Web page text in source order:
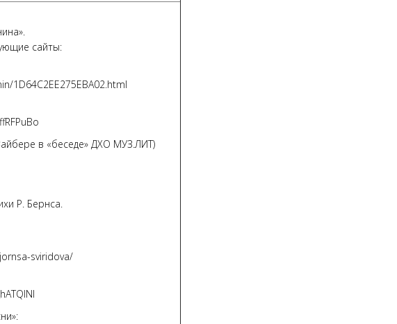
сайты:
1D64C2EE275EBA02.html
в «беседе» ДХО МУЗ.ЛИТ)
Р. Бернса.
sviridova/